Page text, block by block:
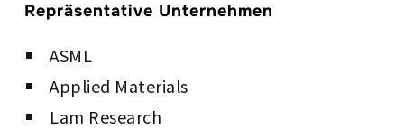
Repräsentative Unternehmen
ASML
Applied Materials
Lam Research